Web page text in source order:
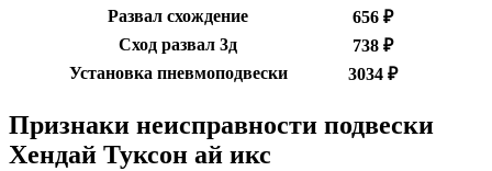
Развал схождение
656 ₽
Сход развал 3д
738 ₽
Установка пневмоподвески
3034 ₽
Признаки неисправности подвески
Хендай Туксон ай икс